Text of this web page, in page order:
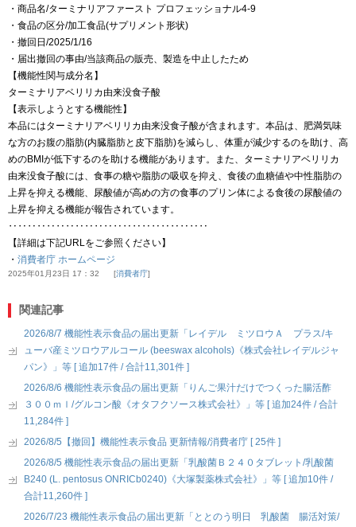
・商品名/ターミナリアファースト プロフェッショナル4-9
・食品の区分/加工食品(サプリメント形状)
・撤回日/2025/1/16
・届出撤回の事由/当該商品の販売、製造を中止したため
【機能性関与成分名】
ターミナリアベリリカ由来没食子酸
【表示しようとする機能性】
本品にはターミナリアベリリカ由来没食子酸が含まれます。本品は、肥満気味
な方のお腹の脂肪(内臓脂肪と皮下脂肪)を減らし、体重が減少するのを助け、高
めのBMIが低下するのを助ける機能があります。また、ターミナリアベリリカ
由来没食子酸には、食事の糖や脂肪の吸収を抑え、食後の血糖値や中性脂肪の
上昇を抑える機能、尿酸値が高めの方の食事のプリン体による食後の尿酸値の
上昇を抑える機能が報告されています。
‥‥‥‥‥‥‥‥‥‥‥‥‥‥‥‥‥‥‥‥‥
【詳細は下記URLをご参照ください】
・ 消費者庁 ホームページ
2025年01月23日 17：32 消費者庁
関連記事
2026/8/7 機能性表示食品の届出更新「レイデル ミツロウＡ プラス/キ
ューバ産ミツロウアルコール (beeswax alcohols)《株式会社レイデルジャ
パン》」等 [ 追加17件 / 合計11,301件 ]
2026/8/6 機能性表示食品の届出更新「りんご果汁だけでつくった腸活酢
３００ｍｌ/グルコン酸《オタフクソース株式会社》」等 [ 追加24件 / 合計
11,284件 ]
2026/8/5【撤回】機能性表示食品 更新情報/消費者庁 [ 25件 ]
2026/8/5 機能性表示食品の届出更新「乳酸菌Ｂ２４０タブレット/乳酸菌
B240 (L. pentosus ONRICb0240)《大塚製薬株式会社》」等 [ 追加10件 /
合計11,260件 ]
2026/7/23 機能性表示食品の届出更新「ととのう明日 乳酸菌 腸活対策/